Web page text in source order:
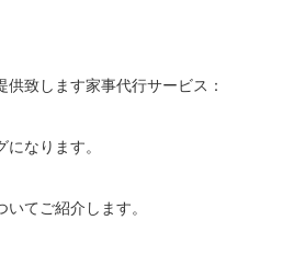
致します家事代行サービス：
なります。
てご紹介します。